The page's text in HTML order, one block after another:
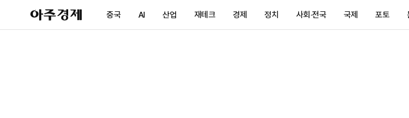
아
주
제
중국 AI 산업 재테크 경제 정치 사회·전국 국제 포토